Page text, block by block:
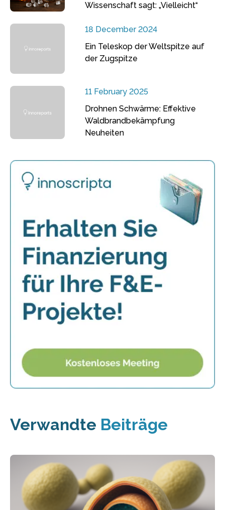
Wissenschaft sagt: „Vielleicht“
18 December 2024
Ein Teleskop der Weltspitze auf
der Zugspitze
11 February 2025
Drohnen Schwärme: Effektive
Waldbrandbekämpfung
Neuheiten
Verwandte Beiträge